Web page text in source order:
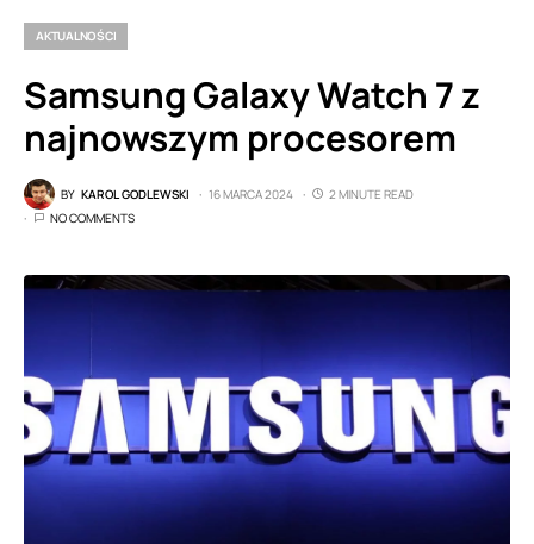
AKTUALNOŚCI
Samsung Galaxy Watch 7 z
najnowszym procesorem
BY KAROL GODLEWSKI 16 MARCA 2024
2 MINUTE READ
NO COMMENTS